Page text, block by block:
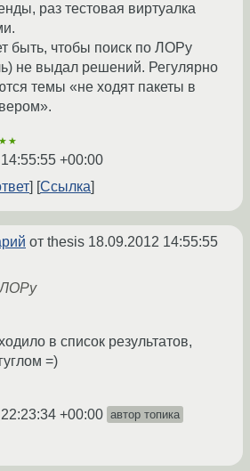
раз тестовая виртуалка
быть, чтобы поиск по ЛОРу
не выдал решений. Регулярно
темы «не ходят пакеты в
+00:00
Ссылка
от thesis 18.09.2012 14:55:55
ЛОРу
в список результатов,
=)
+00:00 автор топика